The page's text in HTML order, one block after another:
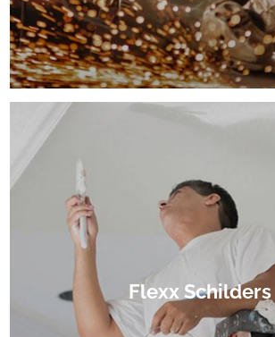
Flexx Schilders